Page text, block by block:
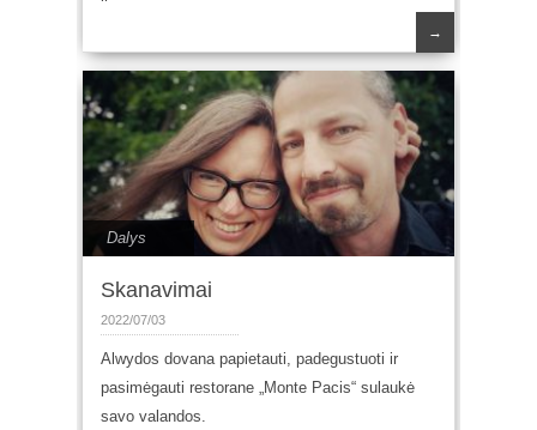
→
Dalys
Skanavimai
2022/07/03
Alwydos dovana papietauti, padegustuoti ir
pasimėgauti restorane „Monte Pacis“ sulaukė
savo valandos.